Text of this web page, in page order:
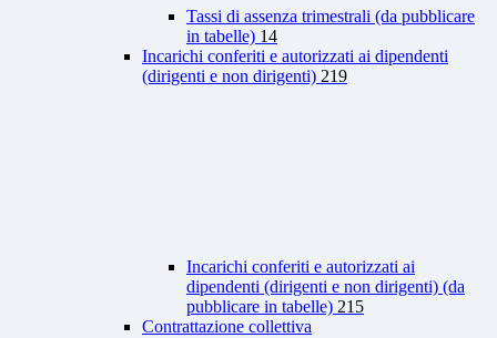
Tassi di assenza trimestrali (da pubblicare
in tabelle) 14
Incarichi conferiti e autorizzati ai dipendenti
(dirigenti e non dirigenti) 219
Incarichi conferiti e autorizzati ai
dipendenti (dirigenti e non dirigenti) (da
pubblicare in tabelle) 215
Contrattazione collettiva